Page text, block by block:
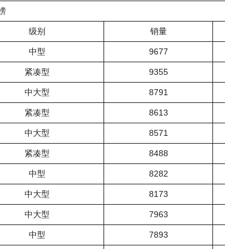
级别 销量
中型 9677
紧凑型 9355
中大型 8791
紧凑型 8613
中大型 8571
紧凑型 8488
中型 8282
中大型 8173
中大型 7963
中型 7893